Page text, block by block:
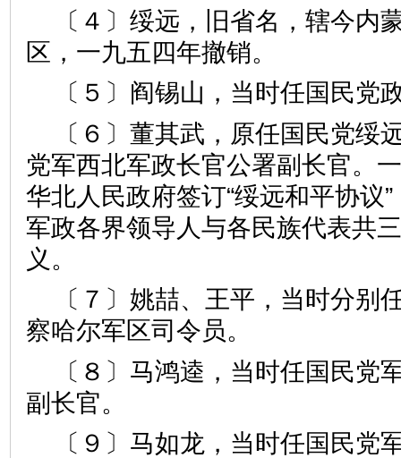
〔４〕绥远，旧省名，辖今内
区，一九五四年撤销。
〔５〕阎锡山，当时任国民党
〔６〕董其武，原任国民党绥
党军西北军政长官公署副长官。
华北人民政府签订“绥远和平协议
军政各界领导人与各民族代表共
义。
〔７〕姚喆、王平，当时分别
察哈尔军区司令员。
〔８〕马鸿逵，当时任国民党
副长官。
〔９〕马如龙，当时任国民党